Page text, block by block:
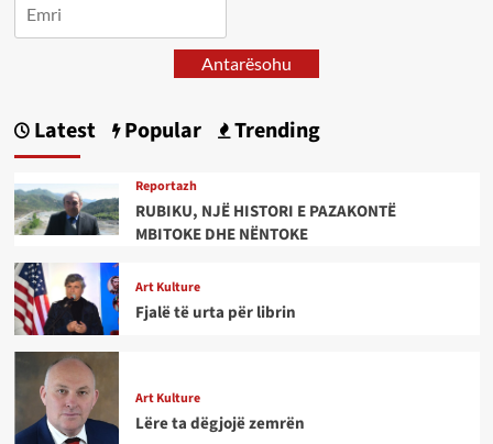
Antarësohu
Latest Popular Trending
Reportazh
RUBIKU, NJË HISTORI E PAZAKONTË
MBITOKE DHE NËNTOKE
Art Kulture
Fjalë të urta për librin
Art Kulture
Lëre ta dëgjojë zemrën